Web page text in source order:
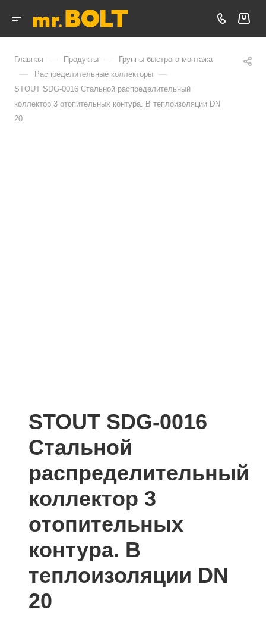
Главная — Продукты — Группы быстрого монтажа
— Распределительные коллекторы —
STOUT SDG-0016 Стальной распределительный
коллектор 3 отопительных контура. В теплоизоляции DN
20
STOUT SDG-0016
Стальной
распределительный
коллектор 3
отопительных
контура. В
теплоизоляции DN
20